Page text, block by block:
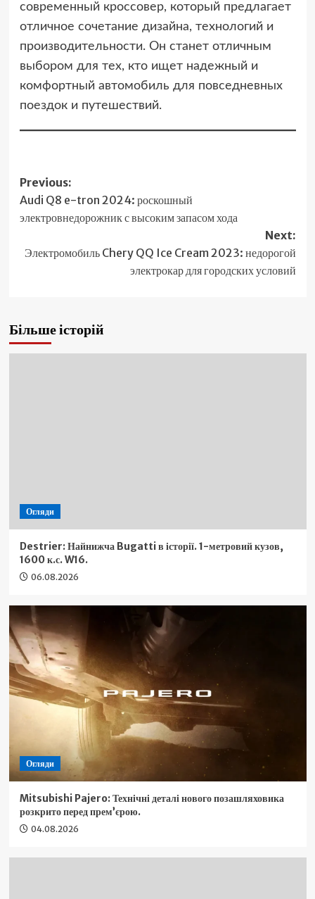
современный кроссовер, который предлагает
отличное сочетание дизайна, технологий и
производительности. Он станет отличным
выбором для тех, кто ищет надежный и
комфортный автомобиль для повседневных
поездок и путешествий.
Post
navigation
Previous:
Audi Q8 e-tron 2024: роскошный
электровнедорожник с высоким запасом хода
Next:
Электромобиль Chery QQ Ice Cream 2023: недорогой
электрокар для городских условий
Більше історій
Огляди
Destrier: Найнижча Bugatti в історії. 1-метровий кузов,
1600 к.с. W16.
06.08.2026
Огляди
Mitsubishi Pajero: Технічні деталі нового позашляховика
розкрито перед прем’єрою.
04.08.2026